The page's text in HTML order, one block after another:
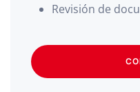
Revisión de